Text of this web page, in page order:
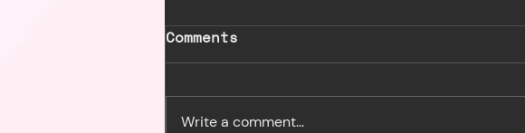
Maminuit
Comments
Write a comment...